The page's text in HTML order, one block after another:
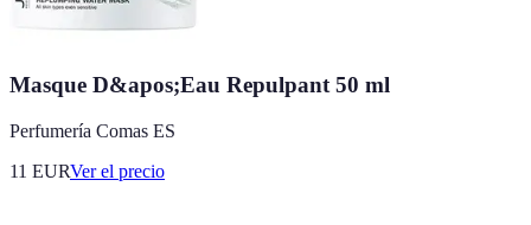
Masque D&apos;Eau Repulpant 50 ml
Perfumería Comas ES
11 EURVer el precio